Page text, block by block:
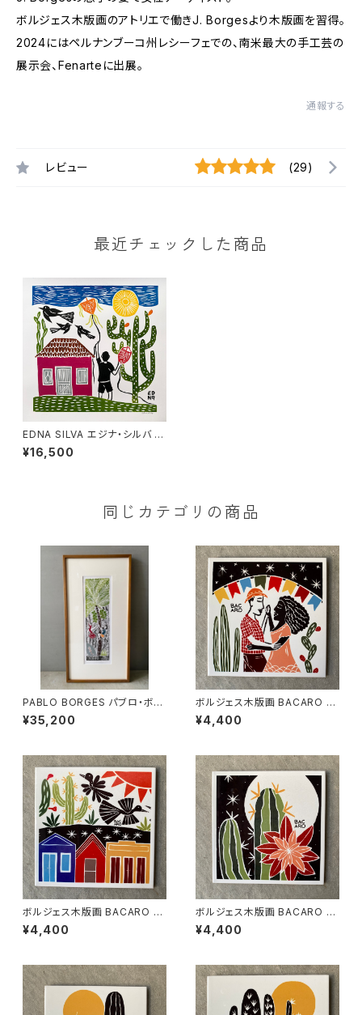
ボルジェス木版画のアトリエで働きJ. Borgesより木版画を習得。
2024にはペルナンブーコ州レシーフェでの、南米最大の手工芸の
展示会、Fenarteに出展。
通報する
レビュー (29)
最近チェックした商品
EDNA SILVA エジナ・シルバ 木
版画 M 正方形【凧あげ】
¥16,500
同じカテゴリの商品
PABLO BORGES パブロ・ボル
ジェス 木版画M特 【COQUEI
RO】
¥35,200
ボルジェス木版画 BACARO B
ORGES タイル『踊る男女』
¥4,400
ボルジェス木版画 BACARO B
ORGES タイル『昼の鳥と夜の
家』
¥4,400
ボルジェス木版画 BACARO B
ORGES タイル『サボテンの花』
¥4,400